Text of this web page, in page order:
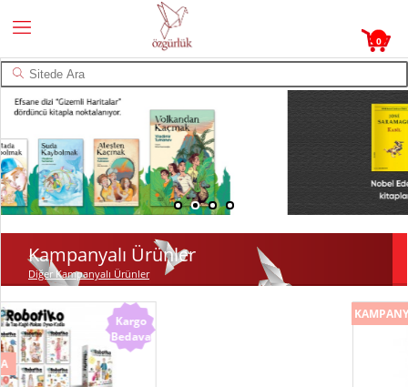
0
Kampanyalı Ürünler
Diğer Kampanyalı Ürünler
KAMPANYA